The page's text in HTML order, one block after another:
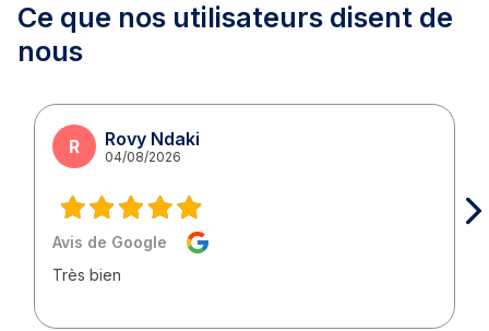
Ce que nos utilisateurs disent de
nous
R Rovy Ndaki
04/08/2026
Avis de Google
Très bien